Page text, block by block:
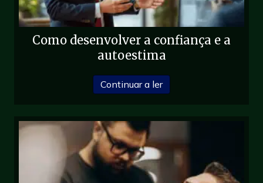
Como desenvolver a confiança e a
autoestima
Continuar a ler